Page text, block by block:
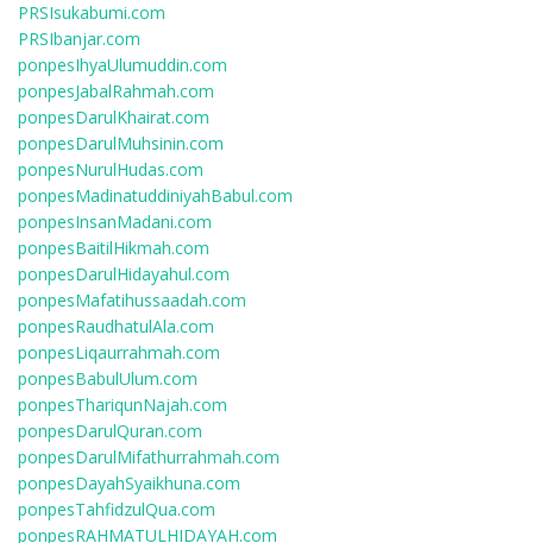
PRSIsukabumi.com
PRSIbanjar.com
ponpesIhyaUlumuddin.com
ponpesJabalRahmah.com
ponpesDarulKhairat.com
ponpesDarulMuhsinin.com
ponpesNurulHudas.com
ponpesMadinatuddiniyahBabul.com
ponpesInsanMadani.com
ponpesBaitilHikmah.com
ponpesDarulHidayahul.com
ponpesMafatihussaadah.com
ponpesRaudhatulAla.com
ponpesLiqaurrahmah.com
ponpesBabulUlum.com
ponpesThariqunNajah.com
ponpesDarulQuran.com
ponpesDarulMifathurrahmah.com
ponpesDayahSyaikhuna.com
ponpesTahfidzulQua.com
ponpesRAHMATULHIDAYAH.com